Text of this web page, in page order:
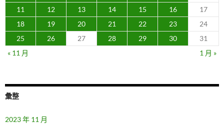
11
12 13 14 15 16
17
18
19 20 21 22 23
24
25
26 27 28 29 30
31
« 11 月
1 月 »
彙整
2023 年 11 月